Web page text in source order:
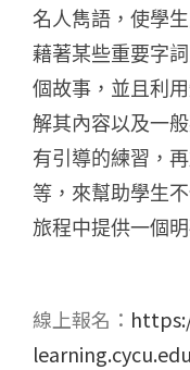
名人雋語，使學
藉著某些重要字
個故事，並且利
解其內容以及一
有引導的練習，
等，來幫助學生
旅程中提供一個
線上報名：